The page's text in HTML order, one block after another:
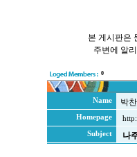
본 게시판은
주변에 알
0
Name 박
Homepage
Subject
나